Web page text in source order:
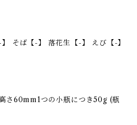
そば【-】 落花生【-】 えび【-】
さ60mm1つの小瓶につき50g (瓶